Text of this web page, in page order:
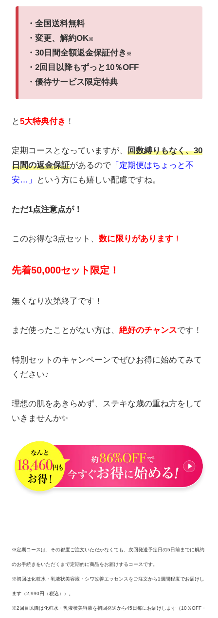
・全国送料無料
・変更、解約OK※
・30日間全額返金保証付き ※
・2回目以降もずっと10％OFF
・優待サービス限定特典
と5大特典付き ！
定期コースとなっていますが、 回数縛りもなく、30
日間の返金保証があるので 「定期便はちょっと不
安…」
という方にも嬉しい配慮ですね。
ただ1点注意点が！
このお得な3点セット、 数に限りがあります ！
先着50,000セット限定！
無くなり次第終了です！
まだ使ったことがない方は、 絶好のチャンスです！
特別セットのキャンペーンでぜひお得に始めてみて
ください♪
理想の肌をあきらめず、ステキな歳の重ね方をして
いきませんか✨
※定期コースは、その都度ご注文いただかなくても、次回発送予定日の5日前までに解約
のお手続きをいただくまで定期的に商品をお届けするコースです。
※初回は化粧水・乳液状美容液・シワ改善エッセンスをご注文から1週間程度でお届けし
ます（2,990円（税込））。
※2回目以降は化粧水・乳液状美容液を初回発送から45日毎にお届けします（10％OFF・